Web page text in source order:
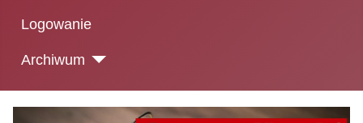
Logowanie
Archiwum